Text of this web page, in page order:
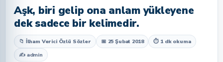
Aşk, biri gelip ona anlam yükleyene
dek sadece bir kelimedir.
📁 İlham Verici Özlü Sözler 📅 25 Şubat 2018
⏱ 1 dk okuma
✍ admin